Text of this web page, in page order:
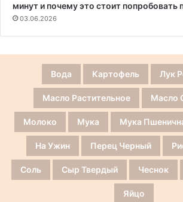
минут и почему это стоит попробовать
03.06.2026
Вода Картофель Лук
Масло Растительное Масло
Молоко Мука Мука
На Ужин Перец Черный
Соль Сыр Твердый Чеснок
Яйцо